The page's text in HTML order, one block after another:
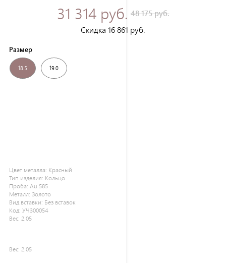
31 314 руб. 48 175 руб.
Скидка 16 861 руб.
Размер
18.5 19.0
Цвет металла: Красный
Тип изделия: Кольцо
Проба: Au 585
Металл: Золото
Вид вставки: Без вставок
Код: УЧ300054
Вес: 2.05
Вес: 2.05